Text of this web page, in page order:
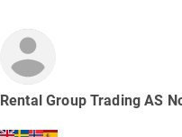
Rental Group Trading AS